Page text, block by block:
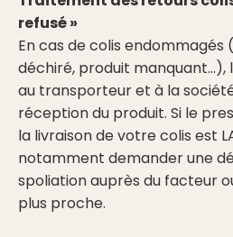
refusé »
En cas de colis endommagés
déchiré, produit
au transporteur et à la société
réception du produit. Si le
la livraison de votre colis est
notamment demander une
spoliation auprès du facteur
plus proche.